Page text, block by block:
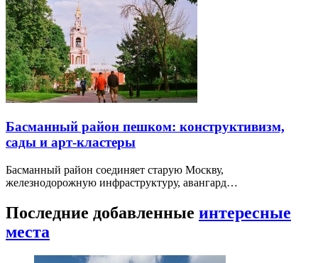
Басманный район пешком: конструктивизм,
сады и арт-кластеры
Басманный район соединяет старую Москву,
железнодорожную инфраструктуру, авангард…
Последние добавленные интересные
места